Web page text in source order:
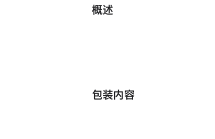
概述
包装内容